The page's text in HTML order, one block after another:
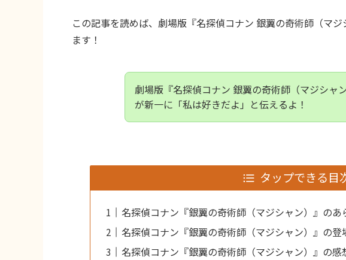
この記事を読めば、劇場版『名探偵コナン 銀翼の奇術師（マ
ます！
劇場版『名探偵コナン 銀翼の奇術師（マジシャ
が新一に「私は好きだよ」と伝えるよ！
タップできる目
名探偵コナン『銀翼の奇術師（マジシャン）』のあ
名探偵コナン『銀翼の奇術師（マジシャン）』の登
名探偵コナン『銀翼の奇術師（マジシャン）』の感